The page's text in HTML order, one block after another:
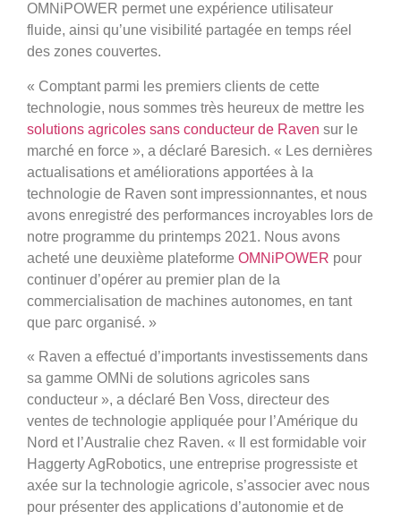
OMNiPOWER permet une expérience utilisateur
fluide, ainsi qu’une visibilité partagée en temps réel
des zones couvertes.
« Comptant parmi les premiers clients de cette
technologie, nous sommes très heureux de mettre les
solutions agricoles sans conducteur de Raven sur le
marché en force », a déclaré Baresich. « Les dernières
actualisations et améliorations apportées à la
technologie de Raven sont impressionnantes, et nous
avons enregistré des performances incroyables lors de
notre programme du printemps 2021. Nous avons
acheté une deuxième plateforme OMNiPOWER pour
continuer d’opérer au premier plan de la
commercialisation de machines autonomes, en tant
que parc organisé. »
« Raven a effectué d’importants investissements dans
sa gamme OMNi de solutions agricoles sans
conducteur », a déclaré Ben Voss, directeur des
ventes de technologie appliquée pour l’Amérique du
Nord et l’Australie chez Raven. « Il est formidable voir
Haggerty AgRobotics, une entreprise progressiste et
axée sur la technologie agricole, s’associer avec nous
pour présenter des applications d’autonomie et de